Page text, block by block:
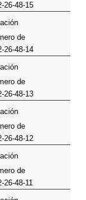
26-48-15
de
26-48-14
de
26-48-13
de
26-48-12
de
26-48-11